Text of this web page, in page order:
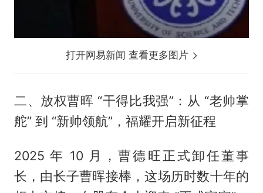
打开网易新闻 查看更多图片
二、放权曹晖 “干得比我强”：从 “老帅掌
舵” 到 “新帅领航”，福耀开启新征程
2025 年 10 月，曹德旺正式卸任董事
长，由长子曹晖接棒，这场历时数十年的